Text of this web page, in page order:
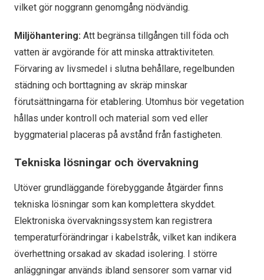
vilket gör noggrann genomgång nödvändig.
Miljöhantering: Att begränsa tillgången till föda och
vatten är avgörande för att minska attraktiviteten.
Förvaring av livsmedel i slutna behållare, regelbunden
städning och borttagning av skräp minskar
förutsättningarna för etablering. Utomhus bör vegetation
hållas under kontroll och material som ved eller
byggmaterial placeras på avstånd från fastigheten.
Tekniska lösningar och övervakning
Utöver grundläggande förebyggande åtgärder finns
tekniska lösningar som kan komplettera skyddet.
Elektroniska övervakningssystem kan registrera
temperaturförändringar i kabelstråk, vilket kan indikera
överhettning orsakad av skadad isolering. I större
anläggningar används ibland sensorer som varnar vid